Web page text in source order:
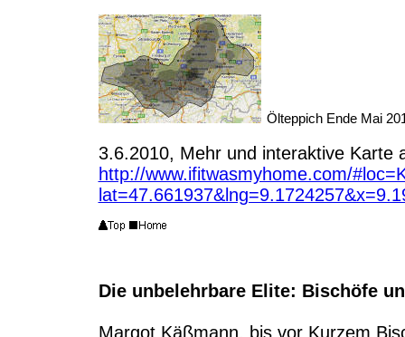
Ölteppich Ende Mai
3.6.2010, Mehr und interaktive Karte
http://www.ifitwasmyhome.com/
Die unbelehrbare Elite: Bischöfe
Margot Käßmann, bis vor Kurzem